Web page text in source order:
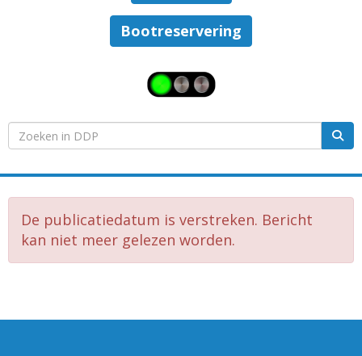
Bootreservering
De publicatiedatum is verstreken. Bericht
kan niet meer gelezen worden.